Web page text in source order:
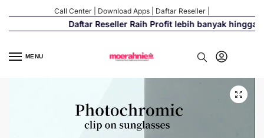
Call Center Download Apps Daftar Reseller
Daftar Reseller Raih Profit lebih banyak hingga
MENU